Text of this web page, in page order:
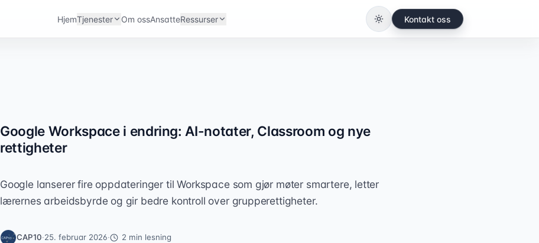
HjemTjenester Om ossAnsatteRessurser
Bytt til lys modus
Kontakt oss
Google Workspace i endring: AI-notater, Classroom og nye
rettigheter
Google lanserer fire oppdateringer til Workspace som gjør møter smartere, letter
lærernes arbeidsbyrde og gir bedre kontroll over grupperettigheter.
CAP10·25. februar 2026· 2 min lesning